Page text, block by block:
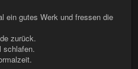
ein gutes Werk und fressen die
zurück.
schlafen.